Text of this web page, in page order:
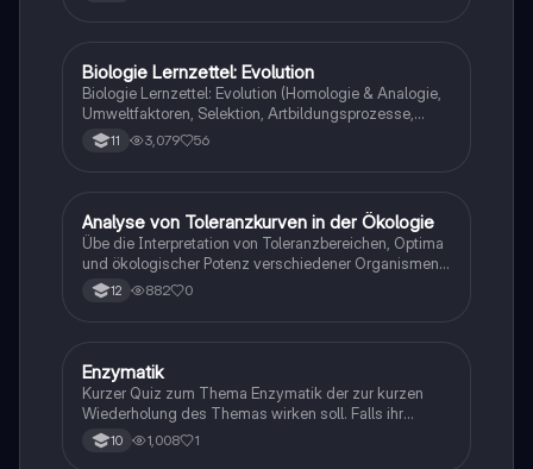
Biologie
Biologie Lernzettel: Evolution
Biologie Lernzettel: Evolution (Homologie & Analogie,
Umweltfaktoren, Selektion, Artbildungsprozesse,
Klimaregeln, Konkurrenz, Evolution des Menschen…)
11 3,079 56
ABiologie
Analyse von Toleranzkurven in der Ökologie
Übe die Interpretation von Toleranzbereichen, Optima
und ökologischer Potenz verschiedener Organismen
gegenüber Umweltfaktoren.
12 882 0
EBiologie
Enzymatik
Kurzer Quiz zum Thema Enzymatik der zur kurzen
Wiederholung des Themas wirken soll. Falls ihr
Fehlern begegnet wäre ich dankbar ,wenn ihr mir
diese weiterleitet. Danke und euch viel Spaß dabei!
10 1,008 1